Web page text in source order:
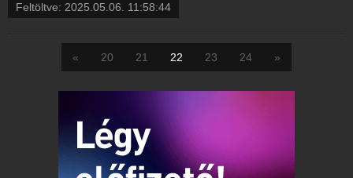
Feltöltve: 2025.05.06. 11:58:44
« 20 21 22 23 24 »